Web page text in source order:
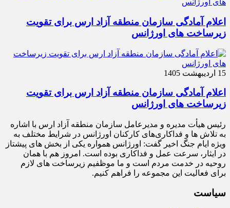
اعلام آمادگی سازمان منطقه آزاد ارس برای تقویت
زیرساخت‌ های اورژانس
15 اردیبهشت 1405
اعلام آمادگی سازمان منطقه آزاد ارس برای تقویت
زیرساخت‌ های اورژانس
رئیس هیأت‌ مدیره و مدیرعامل سازمان منطقه آزاد ارس با اشاره
به تلاش‌ ها و فداکاری‌های کارکنان اورژانس در شرایط مختلف به‌
ویژه ایام جنگ اخیر گفت: اورژانس همواره یکی از بخش‌ های پیشتاز
در ایثار، سرعت‌ عمل و فداکاری بوده است. امروز هم با همان
روحیه در خدمت مردم است و ما موظفیم زیرساخت‌ های لازم
برای فعالیت این مجموعه را فراهم کنیم.
سیاست